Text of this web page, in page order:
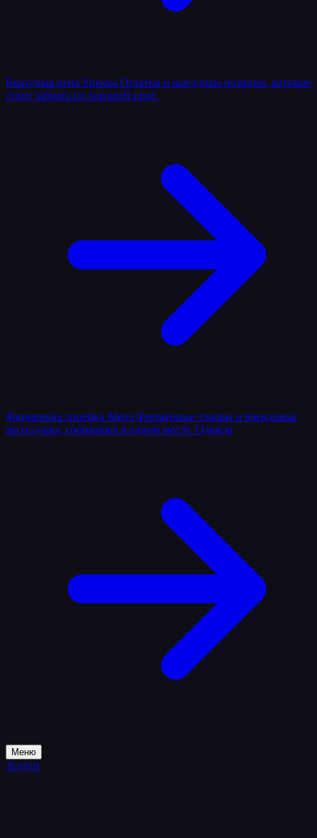
Выгодная цена Уценка Остатки и выгодные позиции, которые
стоит забрать по хорошей цене.
Фирменная линейка Мерч Фирменные товары и брендовые
аксессуары, собранные в одном месте. Одежда
Меню
Услуги